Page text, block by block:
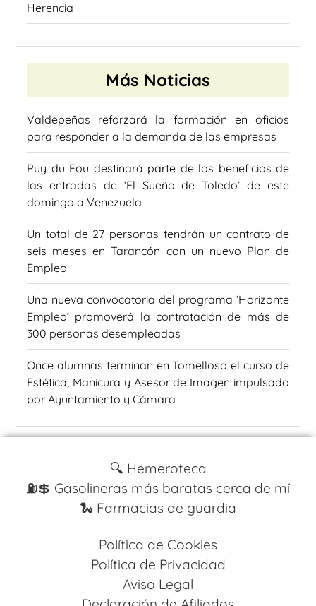
Herencia
Más Noticias
Valdepeñas reforzará la formación en oficios
para responder a la demanda de las empresas
Puy du Fou destinará parte de los beneficios de
las entradas de ‘El Sueño de Toledo’ de este
domingo a Venezuela
Un total de 27 personas tendrán un contrato de
seis meses en Tarancón con un nuevo Plan de
Empleo
Una nueva convocatoria del programa ‘Horizonte
Empleo’ promoverá la contratación de más de
300 personas desempleadas
Once alumnas terminan en Tomelloso el curso de
Estética, Manicura y Asesor de Imagen impulsado
por Ayuntamiento y Cámara
🔍 Hemeroteca
⛽️💲 Gasolineras más baratas cerca de mí
🐍 Farmacias de guardia
Política de Cookies
Política de Privacidad
Aviso Legal